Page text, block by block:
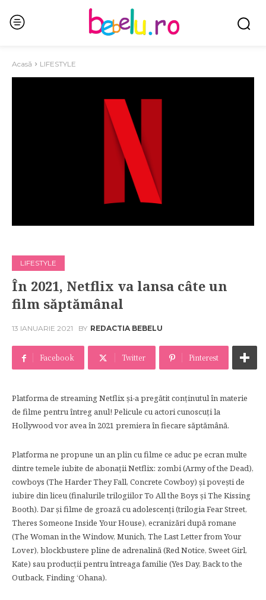
Acasă LIFESTYLE
LIFESTYLE
În 2021, Netflix va lansa câte un
film săptămânal
13 IANUARIE 2021 BY REDACTIA BEBELU
Facebook Twitter Pinterest
Platforma de streaming Netflix și-a pregătit conținutul în materie
de filme pentru întreg anul! Pelicule cu actori cunoscuți la
Hollywood vor avea în 2021 premiera în fiecare săptămână.
Platforma ne propune un an plin cu filme ce aduc pe ecran multe
dintre temele iubite de abonații Netflix: zombi (Army of the Dead),
cowboys (The Harder They Fall, Concrete Cowboy) și povești de
iubire din liceu (finalurile trilogiilor To All the Boys și The Kissing
Booth). Dar și filme de groază cu adolescenți (trilogia Fear Street,
Theres Someone Inside Your House), ecranizări după romane
(The Woman in the Window, Munich, The Last Letter from Your
Lover), blockbustere pline de adrenalină (Red Notice, Sweet Girl,
Kate) sau producții pentru întreaga familie (Yes Day, Back to the
Outback, Finding ‘Ohana).